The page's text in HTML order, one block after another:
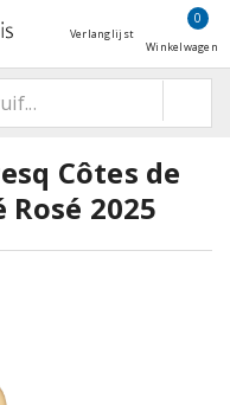
Verlanglijst
0
Winkelwagen
Côtes de
Rosé 2025